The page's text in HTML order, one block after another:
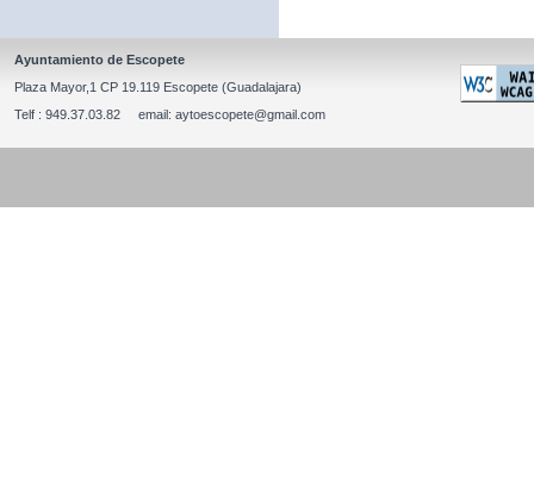
Ayuntamiento de Escopete
Plaza Mayor,1 CP 19.119 Escopete (Guadalajara)
Telf : 949.37.03.82 email: aytoescopete@gmail.com